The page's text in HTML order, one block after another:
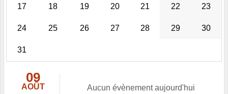
17 18 19 20 21 22 23
24 25 26 27 28 29 30
31
09
AOÛT Aucun évènement aujourd'hui